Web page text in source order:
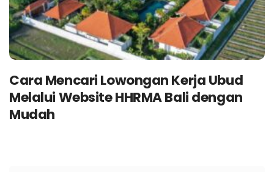
Cara Mencari Lowongan Kerja Ubud
Melalui Website HHRMA Bali dengan
Mudah